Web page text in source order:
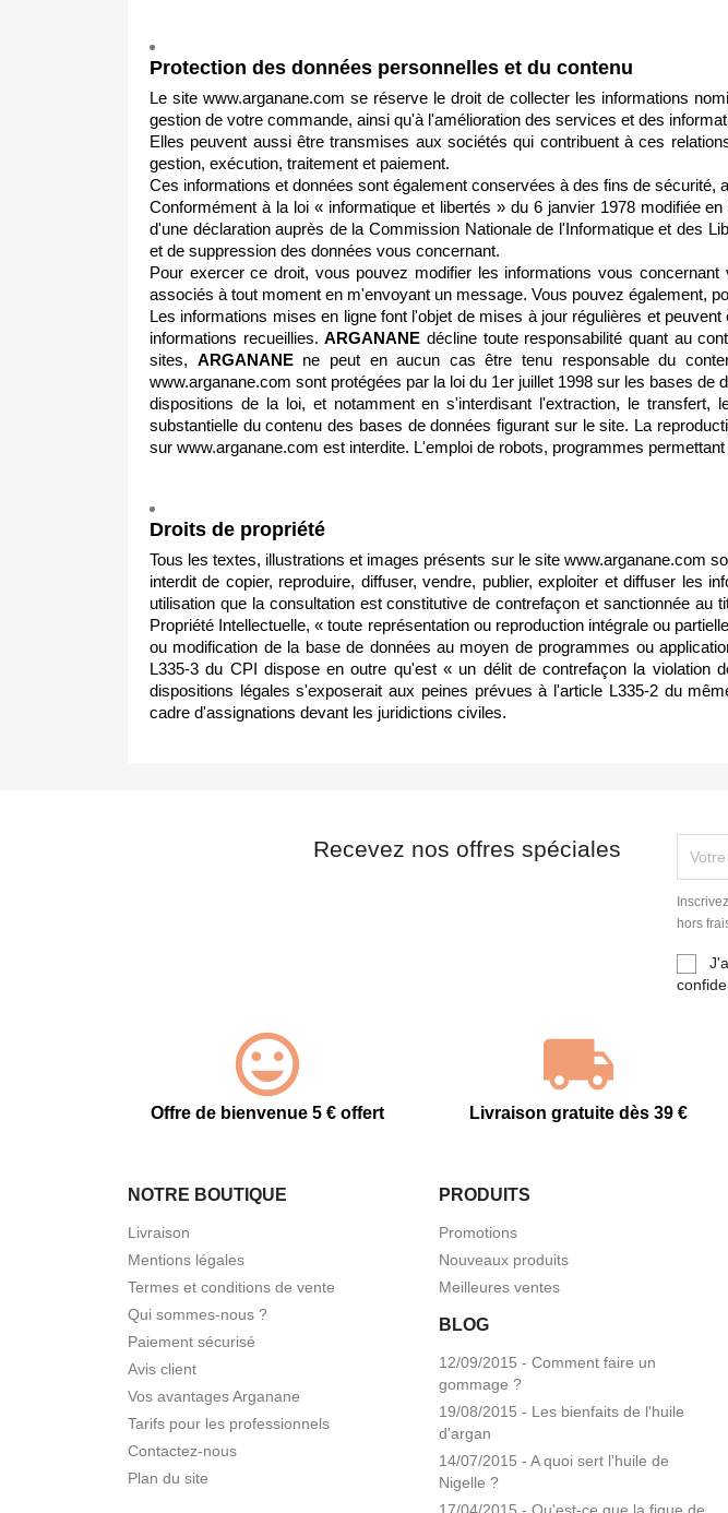
Protection des données personnelles et du contenu
Le site www.arganane.com se réserve le droit de collecter les informations
gestion de votre commande, ainsi qu'à l'amélioration des services et des
Elles peuvent aussi être transmises aux sociétés qui contribuent à ces
gestion, exécution, traitement et paiement.
Ces informations et données sont également conservées à des fins de sécurité,
Conformément à la loi « informatique et libertés » du 6 janvier 1978 modifiée
d'une déclaration auprès de la Commission Nationale de l'Informatique et des
et de suppression des données vous concernant.
Pour exercer ce droit, vous pouvez modifier les informations vous
associés à tout moment en m'envoyant un message. Vous pouvez également,
Les informations mises en ligne font l'objet de mises à jour régulières et
informations recueillies.ARGANANE décline toute responsabilité quant au
sites, ARGANANEne peut en aucun cas être tenu responsable du
www.arganane.com sont protégées par la loi du 1er juillet 1998 sur les bases
dispositions de la loi, et notamment en s'interdisant l'extraction, le transfert,
substantielle du contenu des bases de données figurant sur le site. La
sur www.arganane.com est interdite. L'emploi de robots, programmes
Droits de propriété
Tous les textes, illustrations et images présents sur le site www.arganane.com
interdit de copier, reproduire, diffuser, vendre, publier, exploiter et diffuser les
utilisation que la consultation est constitutive de contrefaçon et sanctionnée
Propriété Intellectuelle, « toute représentation ou reproduction intégrale ou
ou modification de la base de données au moyen de programmes ou
L335-3 du CPI dispose en outre qu'est « un délit de contrefaçon la violation
dispositions légales s'exposerait aux peines prévues à l'article L335-2 du
cadre d'assignations devant les juridictions civiles.
Recevez nos offres spéciales
hors
Offre de bienvenue 5 € offert Livraison gratuite dès 39 €
NOTRE BOUTIQUE
Livraison
Mentions légales
Termes et conditions de vente
Qui sommes-nous ?
Paiement sécurisé
Avis client
Vos avantages Arganane
Tarifs pour les professionnels
Contactez-nous
Plan du site
PRODUITS
Promotions
Nouveaux produits
Meilleures ventes
BLOG
12/09/2015 - Comment faire un
gommage ?
19/08/2015 - Les bienfaits de l'huile
d'argan
14/07/2015 - A quoi sert l'huile de
Nigelle ?